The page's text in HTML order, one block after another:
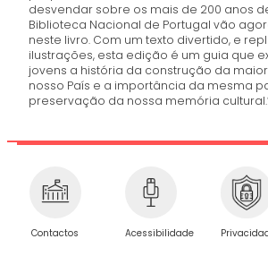
desvendar sobre os mais de 200 anos
Biblioteca Nacional de Portugal vão
neste livro. Com um texto divertido, e
ilustrações, esta edição é um guia que
jovens a história da construção da
nosso País e a importância da mesma
preservação da nossa memória
Contactos Acessibilidade